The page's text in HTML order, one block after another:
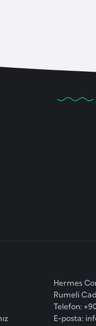
Hermes
Rumeli
Telefon: +90
E-posta: